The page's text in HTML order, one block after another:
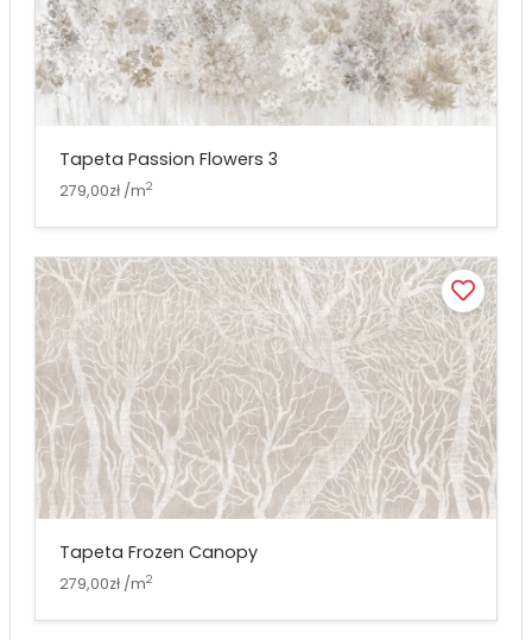
Tapeta Passion Flowers 3
279,00zł /m2
Tapeta Frozen Canopy
279,00zł /m2